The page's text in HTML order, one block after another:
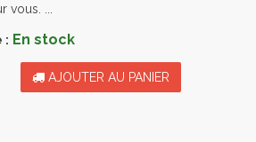
vous. ...
: En stock
AJOUTER AU PANIER